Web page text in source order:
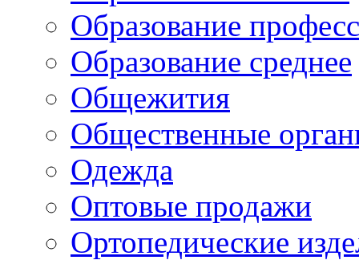
Образование
Образование среднее
Общежития
Общественные
Одежда
Оптовые продажи
Ортопедические